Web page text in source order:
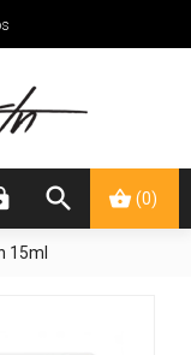
(0)
15ml